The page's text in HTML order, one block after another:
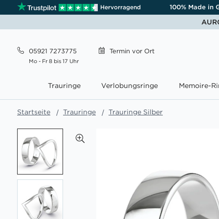
Hervorragend 100% Made in
05921 7273775
Mo - Fr 8 bis 17 Uhr
Termin vor Ort
Trauringe Verlobungsringe Memoire-
Startseite Trauringe Trauringe Silber
Ende
der
Bildgalerie
springen